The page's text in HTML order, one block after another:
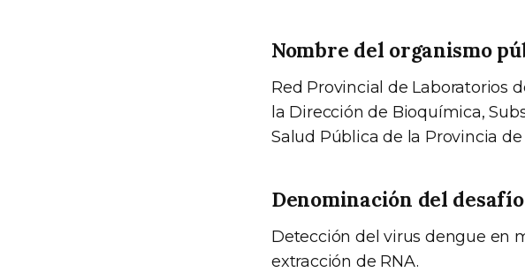
Nombre del organismo
Red Provincial de Laboratorios
la Dirección de Bioquímica,
Salud Pública de la Provincia de
Denominación del
Detección del virus dengue en
extracción de RNA.